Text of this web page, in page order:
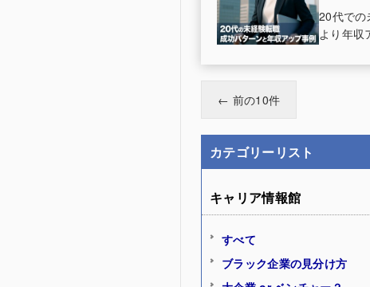
20代での
より年収
← 前の10件
カテゴリーリスト
キャリア情報館
すべて
ブラック企業の見分け方